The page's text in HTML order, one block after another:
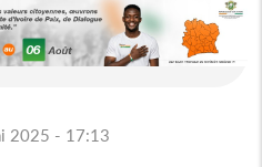
2025 - 17:13